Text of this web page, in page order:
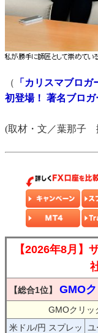
（
「カリスマブロ
初登場！ 著名ブロガ
(取材・文／葉那子
【2026年8月】
【総合1位】 GMOク
GMOクリッ
米ドル/円 スプレッ